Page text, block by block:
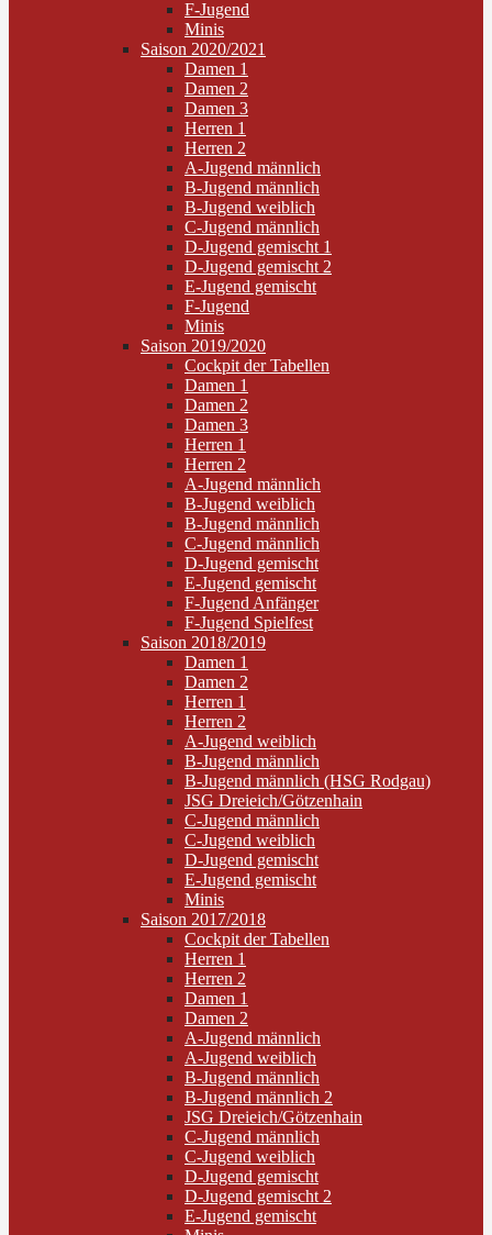
F-Jugend
Minis
Saison 2020/2021
Damen 1
Damen 2
Damen 3
Herren 1
Herren 2
A-Jugend männlich
B-Jugend männlich
B-Jugend weiblich
C-Jugend männlich
D-Jugend gemischt 1
D-Jugend gemischt 2
E-Jugend gemischt
F-Jugend
Minis
Saison 2019/2020
Cockpit der Tabellen
Damen 1
Damen 2
Damen 3
Herren 1
Herren 2
A-Jugend männlich
B-Jugend weiblich
B-Jugend männlich
C-Jugend männlich
D-Jugend gemischt
E-Jugend gemischt
F-Jugend Anfänger
F-Jugend Spielfest
Saison 2018/2019
Damen 1
Damen 2
Herren 1
Herren 2
A-Jugend weiblich
B-Jugend männlich
B-Jugend männlich (HSG Rodgau)
JSG Dreieich/Götzenhain
C-Jugend männlich
C-Jugend weiblich
D-Jugend gemischt
E-Jugend gemischt
Minis
Saison 2017/2018
Cockpit der Tabellen
Herren 1
Herren 2
Damen 1
Damen 2
A-Jugend männlich
A-Jugend weiblich
B-Jugend männlich
B-Jugend männlich 2
JSG Dreieich/Götzenhain
C-Jugend männlich
C-Jugend weiblich
D-Jugend gemischt
D-Jugend gemischt 2
E-Jugend gemischt